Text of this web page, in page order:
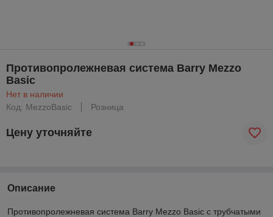
Противопролежневая система Barry Mezzo
Basic
Нет в наличии
Код: MezzoBasic
Розница
Цену уточняйте
Описание
Противопролежневая система Barry Mezzo Basic с трубчатыми